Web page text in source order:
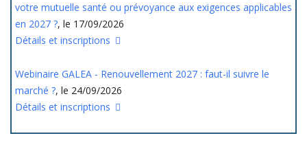
votre mutuelle santé ou prévoyance aux exigences applicables
en 2027 ?, le 17/09/2026
Détails et inscriptions
Webinaire GALEA - Renouvellement 2027 : faut-il suivre le
marché ?, le 24/09/2026
Détails et inscriptions